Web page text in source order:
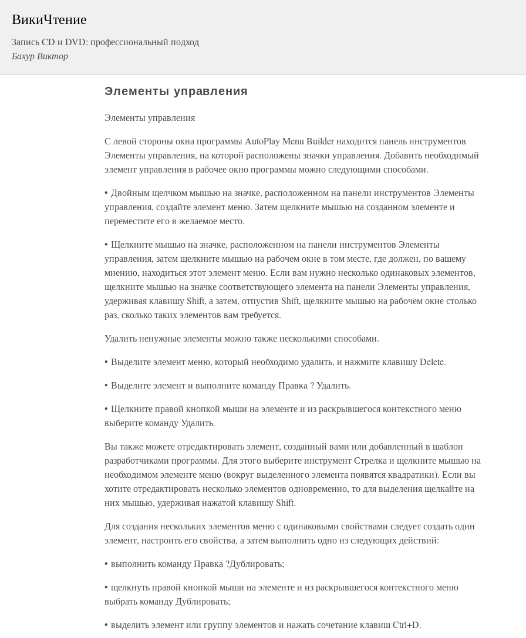
ВикиЧтение
Запись CD и DVD: профессиональный подход
Бахур Виктор
Элементы управления
Элементы управления
С левой стороны окна программы AutoPlay Menu Builder находится панель инструментов
Элементы управления, на которой расположены значки управления. Добавить необходимый
элемент управления в рабочее окно программы можно следующими способами.
• Двойным щелчком мышью на значке, расположенном на панели инструментов Элементы
управления, создайте элемент меню. Затем щелкните мышью на созданном элементе и
переместите его в желаемое место.
• Щелкните мышью на значке, расположенном на панели инструментов Элементы
управления, затем щелкните мышью на рабочем окне в том месте, где должен, по вашему
мнению, находиться этот элемент меню. Если вам нужно несколько одинаковых элементов,
щелкните мышью на значке соответствующего элемента на панели Элементы управления,
удерживая клавишу Shift, а затем, отпустив Shift, щелкните мышью на рабочем окне столько
раз, сколько таких элементов вам требуется.
Удалить ненужные элементы можно также несколькими способами.
• Выделите элемент меню, который необходимо удалить, и нажмите клавишу Delete.
• Выделите элемент и выполните команду Правка ? Удалить.
• Щелкните правой кнопкой мыши на элементе и из раскрывшегося контекстного меню
выберите команду Удалить.
Вы также можете отредактировать элемент, созданный вами или добавленный в шаблон
разработчиками программы. Для этого выберите инструмент Стрелка и щелкните мышью на
необходимом элементе меню (вокруг выделенного элемента появятся квадратики). Если вы
хотите отредактировать несколько элементов одновременно, то для выделения щелкайте на
них мышью, удерживая нажатой клавишу Shift.
Для создания нескольких элементов меню с одинаковыми свойствами следует создать один
элемент, настроить его свойства, а затем выполнить одно из следующих действий:
• выполнить команду Правка ?Дублировать;
• щелкнуть правой кнопкой мыши на элементе и из раскрывшегося контекстного меню
выбрать команду Дублировать;
• выделить элемент или группу элементов и нажать сочетание клавиш Ctrl+D.